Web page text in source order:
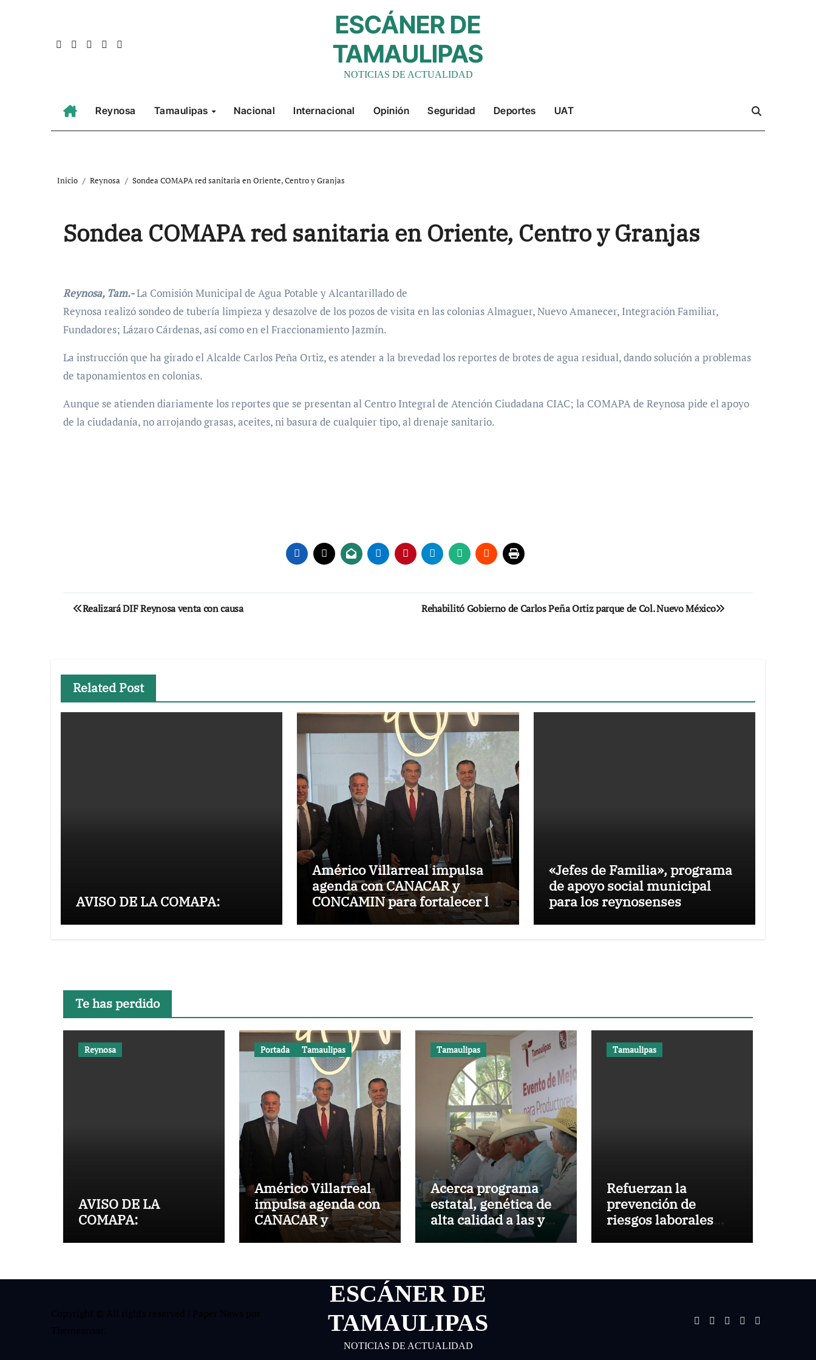
ESCÁNER DE
TAMAULIPAS
NOTICIAS DE ACTUALIDAD
Reynosa Tamaulipas Nacional Internacional Opinión Seguridad Deportes UAT
Inicio Reynosa Sondea COMAPA red sanitaria en Oriente, Centro y Granjas
Sondea COMAPA red sanitaria en Oriente, Centro y Granjas
Reynosa, Tam.-La Comisión Municipal de Agua Potable y Alcantarillado de
Reynosa realizó sondeo de tubería limpieza y desazolve de los pozos de visita en las colonias Almaguer, Nuevo Amanecer, Integración Familiar,
Fundadores; Lázaro Cárdenas, así como en el Fraccionamiento Jazmín.
La instrucción que ha girado el Alcalde Carlos Peña Ortiz, es atender a la brevedad los reportes de brotes de agua residual, dando solución a problemas
de taponamientos en colonias.
Aunque se atienden diariamente los reportes que se presentan al Centro Integral de Atención Ciudadana CIAC; la COMAPA de Reynosa pide el apoyo
de la ciudadanía, no arrojando grasas, aceites, ni basura de cualquier tipo, al drenaje sanitario.
Navegación
Realizará DIF Reynosa venta con causa Rehabilitó Gobierno de Carlos Peña Ortiz parque de Col. Nuevo México
Related Post
AVISO DE LA COMAPA:
Américo Villarreal impulsa
agenda con CANACAR y
CONCAMIN para fortalecer la
competitividad de Tamaulipas
«Jefes de Familia», programa
de apoyo social municipal
para los reynosenses
Te has perdido
Reynosa
AVISO DE LA
COMAPA:
Portada Tamaulipas
Américo Villarreal
impulsa agenda con
CANACAR y
CONCAMIN para
Tamaulipas
Tamaulipas
Acerca programa
estatal, genética de
alta calidad a las y
los productores
Tamaulipas
Refuerzan la
prevención de
riesgos laborales
ESCÁNER DE
TAMAULIPAS
NOTICIAS DE ACTUALIDAD